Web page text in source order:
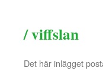
/ viffslan
Det här inlägget